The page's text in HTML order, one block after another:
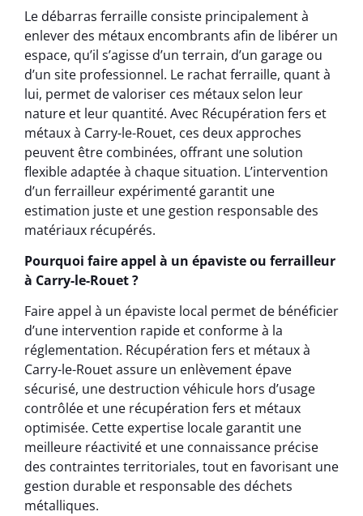
Le débarras ferraille consiste principalement à
enlever des métaux encombrants afin de libérer un
espace, qu’il s’agisse d’un terrain, d’un garage ou
d’un site professionnel. Le rachat ferraille, quant à
lui, permet de valoriser ces métaux selon leur
nature et leur quantité. Avec Récupération fers et
métaux à Carry-le-Rouet, ces deux approches
peuvent être combinées, offrant une solution
flexible adaptée à chaque situation. L’intervention
d’un ferrailleur expérimenté garantit une
estimation juste et une gestion responsable des
matériaux récupérés.
Pourquoi faire appel à un épaviste ou ferrailleur
à Carry-le-Rouet ?
Faire appel à un épaviste local permet de bénéficier
d’une intervention rapide et conforme à la
réglementation. Récupération fers et métaux à
Carry-le-Rouet assure un enlèvement épave
sécurisé, une destruction véhicule hors d’usage
contrôlée et une récupération fers et métaux
optimisée. Cette expertise locale garantit une
meilleure réactivité et une connaissance précise
des contraintes territoriales, tout en favorisant une
gestion durable et responsable des déchets
métalliques.